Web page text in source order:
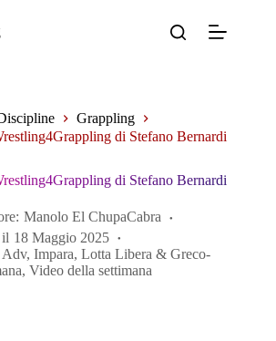
Grappling
di Stefano Bernardi
di Stefano Bernardi
Manolo El ChupaCabra
il 18 Maggio 2025
Adv, Impara, Lotta Libera & Greco-
,Video della settimana